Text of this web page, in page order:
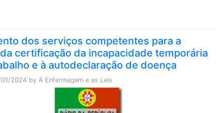
dos serviços competentes para a
certificação da incapacidade temporária
e à autodeclaração de doença
2024 by A Enfermagem e as Leis